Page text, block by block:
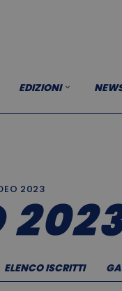
EDIZIONI
2023
ELENCO ISCRITTI